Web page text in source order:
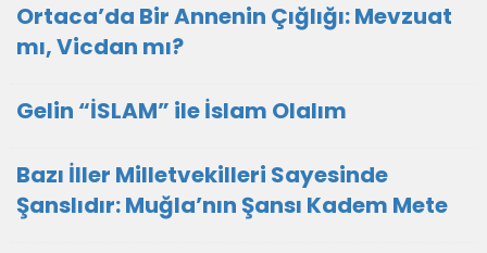
Ortaca’da Bir Annenin Çığlığı: Mevzuat
mı, Vicdan mı?
Gelin “İSLAM” ile İslam Olalım
Bazı İller Milletvekilleri Sayesinde
Şanslıdır: Muğla’nın Şansı Kadem Mete